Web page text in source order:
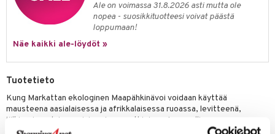
Ale on voimassa 31.8.2026 asti mutta ole
nopea - suosikkituotteesi voivat päästä
loppumaan!
Näe kaikki ale-löydöt »
Tuotetieto
Kung Markattan ekologinen Maapähkinävoi voidaan käyttää
mausteena aasialaisessa ja afrikkalaisessa ruoassa, levitteenä,
jälkiruoissa, leivonnaisissa ja smoothieissa. Luonnollinen
segmentoituminen voi esiintyä, jolloin öljy nousee pintaan. Sekoita
hoito
jalat
hoito
hoito
hoito
lihakset